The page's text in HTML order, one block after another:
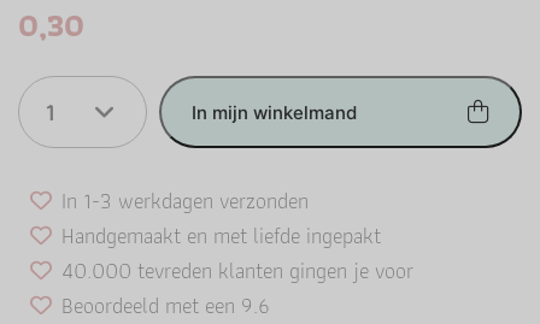
0,30
1 In mijn winkelmand
In 1-3 werkdagen verzonden
Handgemaakt en met liefde ingepakt
40.000 tevreden klanten gingen je voor
Beoordeeld met een 9.6